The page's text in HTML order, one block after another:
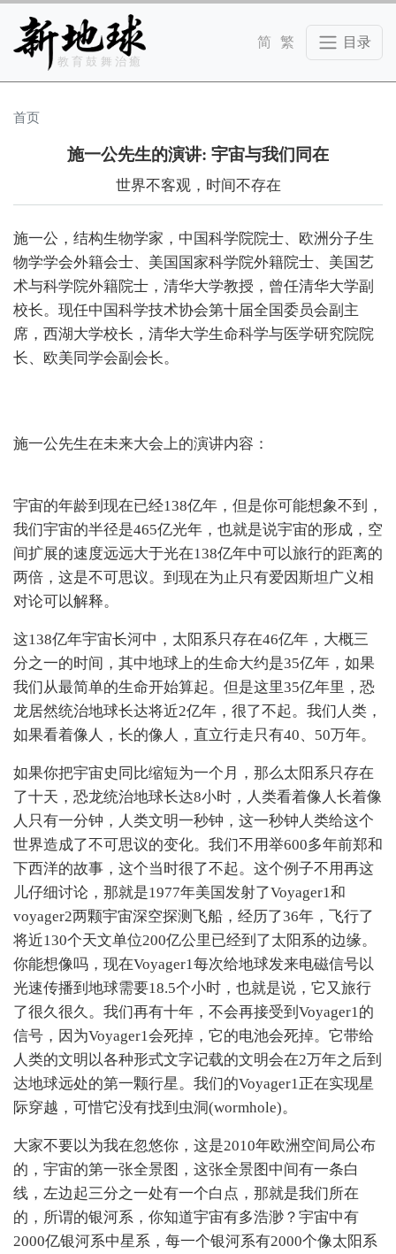
Skip to main content
教育鼓舞治癒
首页
施一公先生的演讲: 宇宙与我们同在
世界不客观，时间不存在
施一公，结构生物学家，中国科学院院士、欧洲分子生
物学学会外籍会士、美国国家科学院外籍院士、美国艺
术与科学院外籍院士，清华大学教授，曾任清华大学副
校长。现任中国科学技术协会第十届全国委员会副主
席，西湖大学校长，清华大学生命科学与医学研究院院
长、欧美同学会副会长。
施一公先生在未来大会上的演讲内容：
宇宙的年龄到现在已经138亿年，但是你可能想象不到，
我们宇宙的半径是465亿光年，也就是说宇宙的形成，空
间扩展的速度远远大于光在138亿年中可以旅行的距离的
两倍，这是不可思议。到现在为止只有爱因斯坦广义相
对论可以解释。
这138亿年宇宙长河中，太阳系只存在46亿年，大概三
分之一的时间，其中地球上的生命大约是35亿年，如果
我们从最简单的生命开始算起。但是这里35亿年里，恐
龙居然统治地球长达将近2亿年，很了不起。我们人类，
如果看着像人，长的像人，直立行走只有40、50万年。
如果你把宇宙史同比缩短为一个月，那么太阳系只存在
了十天，恐龙统治地球长达8小时，人类看着像人长着像
人只有一分钟，人类文明一秒钟，这一秒钟人类给这个
世界造成了不可思议的变化。我们不用举600多年前郑和
下西洋的故事，这个当时很了不起。这个例子不用再这
儿仔细讨论，那就是1977年美国发射了Voyager1和
voyager2两颗宇宙深空探测飞船，经历了36年，飞行了
将近130个天文单位200亿公里已经到了太阳系的边缘。
你能想像吗，现在Voyager1每次给地球发来电磁信号以
光速传播到地球需要18.5个小时，也就是说，它又旅行
了很久很久。我们再有十年，不会再接受到Voyager1的
信号，因为Voyager1会死掉，它的电池会死掉。它带给
人类的文明以各种形式文字记载的文明会在2万年之后到
达地球远处的第一颗行星。我们的Voyager1正在实现星
际穿越，可惜它没有找到虫洞(wormhole)。
大家不要以为我在忽悠你，这是2010年欧洲空间局公布
的，宇宙的第一张全景图，这张全景图中间有一条白
线，左边起三分之一处有一个白点，那就是我们所在
的，所谓的银河系，你知道宇宙有多浩渺？宇宙中有
2000亿银河系中星系，每一个银河系有2000个像太阳系